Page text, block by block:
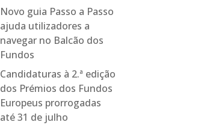
Novo guia Passo a Passo
ajuda utilizadores a
navegar no Balcão dos
Fundos
Candidaturas à 2.ª edição
dos Prémios dos Fundos
Europeus prorrogadas
até 31 de julho